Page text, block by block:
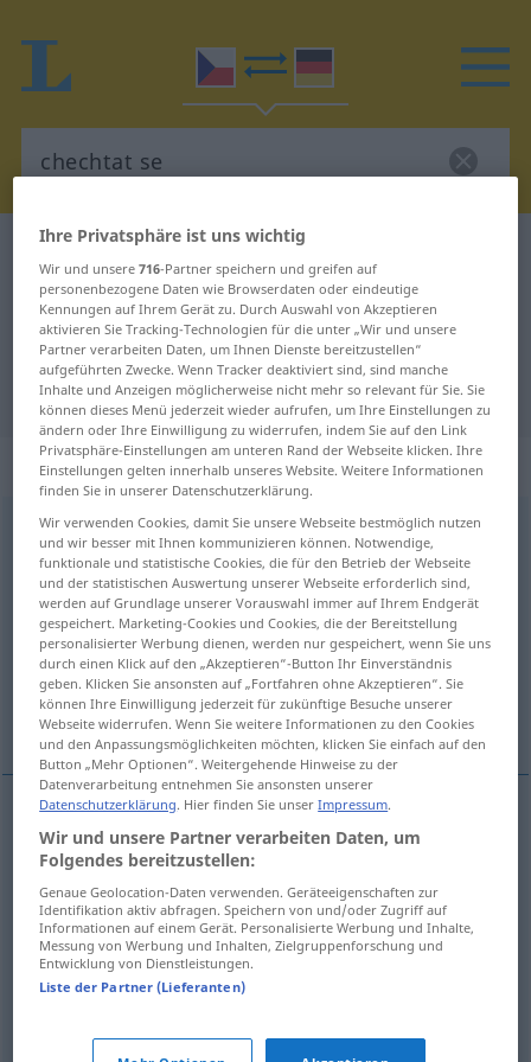
Tschechisch-Deutsch Wörterbuch
Tschechisch-Deutsch Übersetzung
für "chechtat se"
"chechtat se" Deutsch Übersetzung
„chechtat se“
chechtat se
Übersicht aller Übersetzungen
(Für mehr Details die Übersetzung anklicken/antippen)
laut lachen...
über jemandes Dummheit lachen...
<roz-, za->(komu, čemu)
laut lachen (über AKK )
chechtat sečíhlouposti
Ihre Privatsphäre ist uns wichtig
Wir und unsere716-Partner speichern und greifen auf
personenbezogene Daten wie Browserdaten oder eindeutige
Kennungen auf Ihrem Gerät zu. Durch Auswahl von Akzeptieren
aktivieren Sie Tracking-Technologien für die unter „Wir und unsere
Partner verarbeiten Daten, um Ihnen Dienste bereitzustellen“
aufgeführten Zwecke. Wenn Tracker deaktiviert sind, sind manche
Inhalte und Anzeigen möglicherweise nicht mehr so relevant für Sie. Sie
können dieses Menü jederzeit wieder aufrufen, um Ihre Einstellungen zu
ändern oder Ihre Einwilligung zu widerrufen, indem Sie auf den Link
Privatsphäre-Einstellungen am unteren Rand der Webseite klicken. Ihre
Einstellungen gelten innerhalb unseres Website. Weitere Informationen
finden Sie in unserer Datenschutzerklärung.
Wir verwenden Cookies, damit Sie unsere Webseite bestmöglich nutzen
und wir besser mit Ihnen kommunizieren können. Notwendige,
funktionale und statistische Cookies, die für den Betrieb der Webseite
und der statistischen Auswertung unserer Webseite erforderlich sind,
werden auf Grundlage unserer Vorauswahl immer auf Ihrem Endgerät
gespeichert. Marketing-Cookies und Cookies, die der Bereitstellung
personalisierter Werbung dienen, werden nur gespeichert, wenn Sie uns
durch einen Klick auf den „Akzeptieren“-Button Ihr Einverständnis
geben. Klicken Sie ansonsten auf „Fortfahren ohne Akzeptieren“. Sie
können Ihre Einwilligung jederzeit für zukünftige Besuche unserer
Webseite widerrufen. Wenn Sie weitere Informationen zu den Cookies
und den Anpassungsmöglichkeiten möchten, klicken Sie einfach auf den
Button „Mehr Optionen“. Weitergehende Hinweise zu der
Datenverarbeitung entnehmen Sie ansonsten unserer
Datenschutzerklärung. Hier finden Sie unserImpressum.
Wir und unsere Partner verarbeiten Daten, um
Folgendes bereitzustellen:
Genaue Geolocation-Daten verwenden. Geräteeigenschaften zur
Identifikation aktiv abfragen. Speichern von und/oder Zugriff auf
Informationen auf einem Gerät. Personalisierte Werbung und Inhalte,
Messung von Werbung und Inhalten, Zielgruppenforschung und
Entwicklung von Dienstleistungen.
Liste der Partner (Lieferanten)